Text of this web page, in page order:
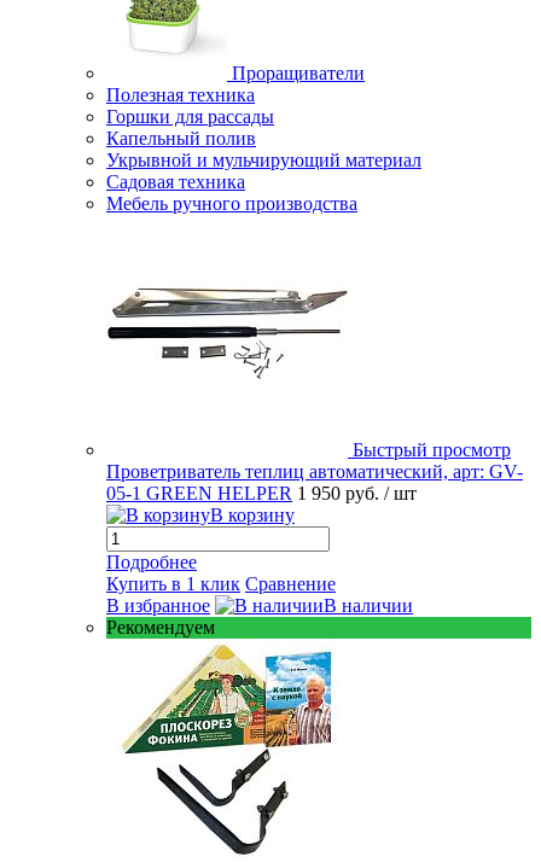
Проращиватели
Полезная техника
Горшки для рассады
Капельный полив
Укрывной и мульчирующий материал
Садовая техника
Мебель ручного производства
Быстрый просмотр
Проветриватель теплиц автоматический, арт: GV-
05-1 GREEN HELPER 1 950 руб. / шт
В корзину
Подробнее
Купить в 1 клик Сравнение
В избранное
В наличии
Рекомендуем